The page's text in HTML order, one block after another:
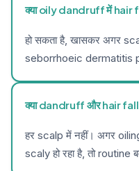
क्या oily dandruff में hair
हो सकता है, खासकर अगर
seborrhoeic dermatitis
क्या dandruff और hair fall
हर scalp में नहीं। अगर
scaly हो रहा है, तो routine